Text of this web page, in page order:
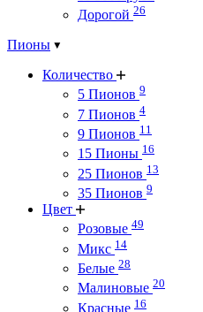
Дорогой 26
Пионы
Количество
5 Пионов 9
7 Пионов 4
9 Пионов 11
15 Пионы 16
25 Пионов 13
35 Пионов 9
Цвет
Розовые 49
Микс 14
Белые 28
Малиновые 20
Красные 16